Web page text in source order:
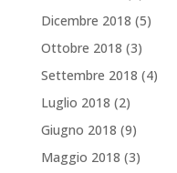
Dicembre 2018 (5)
Ottobre 2018 (3)
Settembre 2018 (4)
Luglio 2018 (2)
Giugno 2018 (9)
Maggio 2018 (3)